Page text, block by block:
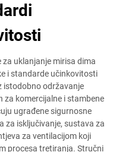
uklanjanje mirisa dima
i standarde učinkovitosti
istodobno održavanje
komercijalne i stambene
ugrađene sigurnosne
za isključivanje, sustava za
za ventilacijom koji
procesa tretiranja. Stručni